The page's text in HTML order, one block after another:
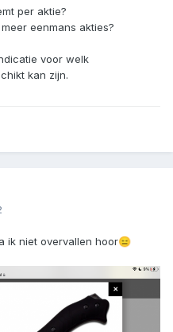
per aktie?
eenmans akties?
voor welk
kan zijn.
ik niet overvallen hoor😑